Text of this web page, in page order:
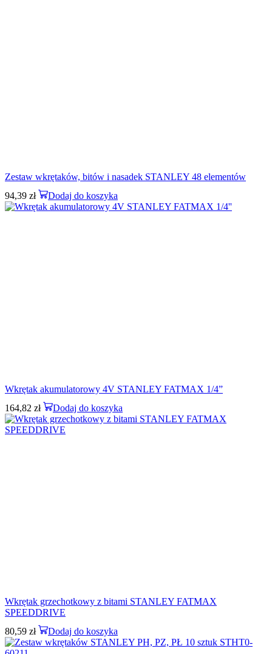
Zestaw wkrętaków, bitów i nasadek STANLEY 48 elementów
94,39 zł Dodaj do koszyka
Wkrętak akumulatorowy 4V STANLEY FATMAX 1/4”
164,82 zł Dodaj do koszyka
Wkrętak grzechotkowy z bitami STANLEY FATMAX
SPEEDDRIVE
80,59 zł Dodaj do koszyka